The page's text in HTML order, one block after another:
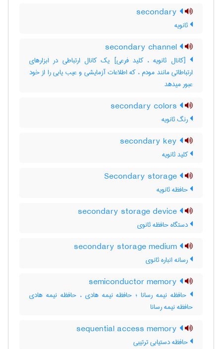
ثانویه
[کانال ثانویه ، کلید فرعی] یک کانال ارتباطی در ابزارهای
ارتباطاتی مانند مودم ، که اطلاعات آزمایشی و عیب یابی را از خود
عبور میدهد
رنگ ثانویه
کلید ثانویه
حافظه ثانویه
دستگاه حافظه ثانوی
رسانه انباره ثانوی
حافظه نیمه رسانا ؛ حافظه نیمه هادی ، حافظه نیمه هادی
حافظه نیمه رسانا
حافظه دستیابی ترتیبی